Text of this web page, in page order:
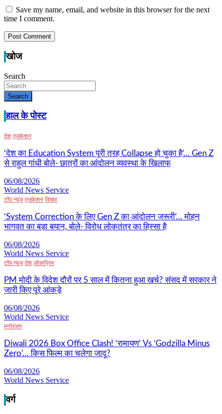
Save my name, email, and website in this browser for the next
time I comment.
खोज
Search
Search
हाल के पोस्ट
देश एजुकेशन
‘देश का Education System पूरी तरह Collapse हो चुका है’… Gen Z
से राहुल गांधी बोले- छात्रों का आंदोलन व्यवस्था के खिलाफ
06/08/2026
World News Service
टॉप न्यूज एजुकेशन विचार
‘System Correction के लिए Gen Z का आंदोलन जरूरी’… मोहन
भागवत का बड़ा बयान, बोले- विरोध लोकतंत्र का हिस्सा है
06/08/2026
World News Service
टॉप न्यूज देश लोकप्रिय
PM मोदी के विदेश दौरों पर 5 साल में कितना हुआ खर्च? संसद में सरकार ने
जारी किए पूरे आंकड़े
06/08/2026
World News Service
मनोरंजन
Diwali 2026 Box Office Clash! ‘रामायण’ Vs ‘Godzilla Minus
Zero’… किस फिल्म का चलेगा जादू?
06/08/2026
World News Service
वर्ग